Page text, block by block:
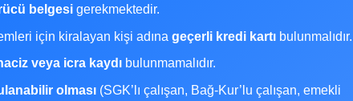
belgesi gerekmektedir.
için kiralayan kişi adına geçerli kredi kartı bulunmalıdır.
veya icra kaydı bulunmamalıdır.
olması (SGK’lı çalışan, Bağ-Kur’lu çalışan, emekli